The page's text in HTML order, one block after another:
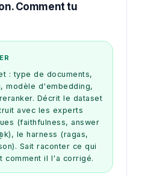
Comment tu
: type de documents,
modèle d'embedding,
Décrit le dataset
avec les experts
(faithfulness, answer
le harness (ragas,
Sait raconter ce qui
comment il l'a corrigé.